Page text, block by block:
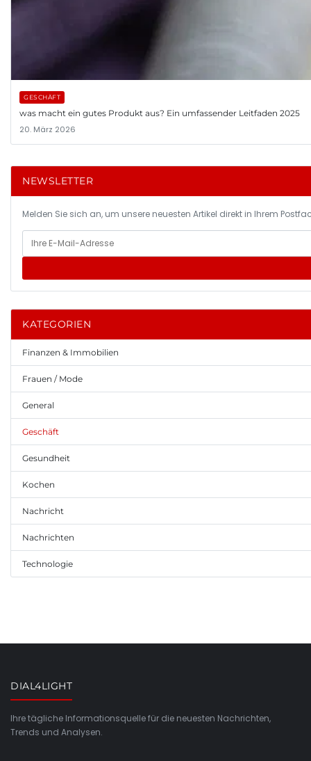
GESCHÄFT
was macht ein gutes Produkt aus? Ein umfassender Leitfaden 2025
20. März 2026
NEWSLETTER
Melden Sie sich an, um unsere neuesten Artikel direkt in Ihrem
KATEGORIEN
Finanzen & Immobilien
Frauen / Mode
General
Geschäft
Gesundheit
Kochen
Nachricht
Nachrichten
Technologie
DIAL4LIGHT
Ihre tägliche Informationsquelle für die neuesten Nachrichten,
Trends und Analysen.